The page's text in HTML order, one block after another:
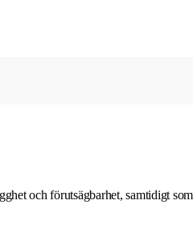
och förutsägbarhet, samtidigt